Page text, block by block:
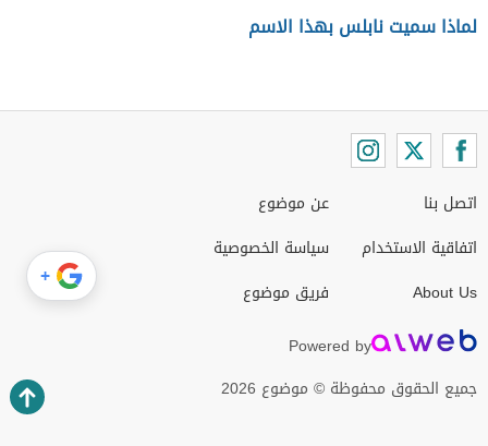
لماذا سميت نابلس بهذا الاسم
اتصل بنا
اتفاقية الاستخدام
About Us
عن موضوع
سياسة الخصوصية
فريق موضوع
Powered by
جميع الحقوق محفوظة © موضوع 2026
+